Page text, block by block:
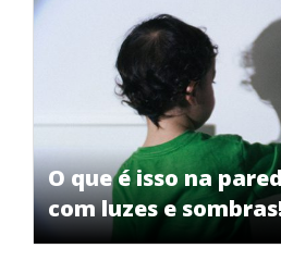
O que é isso na
com luzes e